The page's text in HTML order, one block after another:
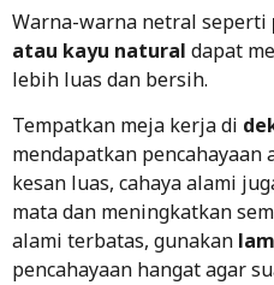
Warna-warna netral seperti
atau kayu natural dapat
lebih luas dan bersih.
Tempatkan meja kerja di
mendapatkan pencahayaan
kesan luas, cahaya alami
mata dan meningkatkan
alami terbatas, gunakan
pencahayaan hangat agar